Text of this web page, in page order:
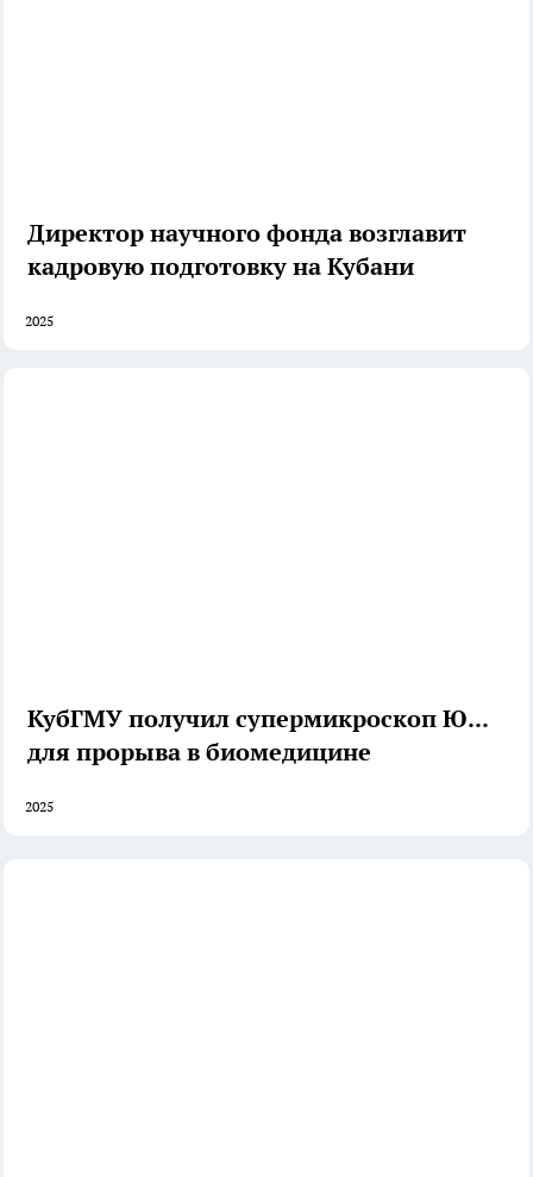
Директор научного фонда возглавит
кадровую подготовку на Кубани
2025
КубГМУ получил супермикроскоп ЮФО
для прорыва в биомедицине
2025